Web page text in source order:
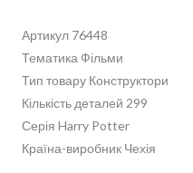
Артикул 76448
Тематика Фільми
Тип товару Конструктори
Кількість деталей 299
Серія Harry Potter
Країна-виробник Чехія